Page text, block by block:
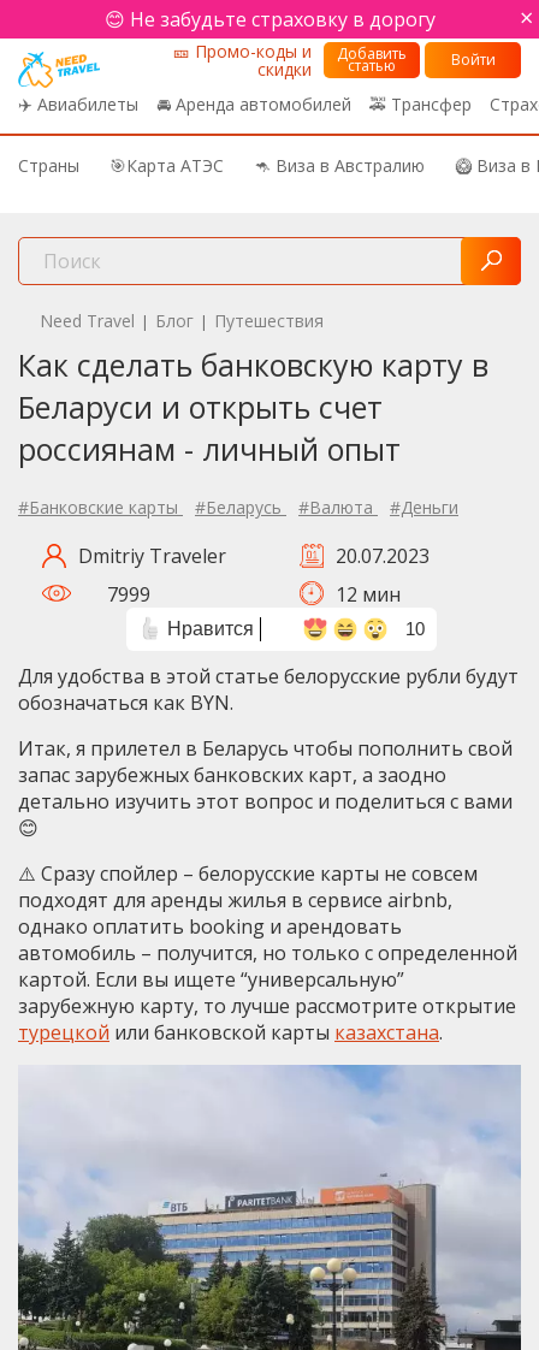
😊 Не забудьте страховку в дорогу ×
✈️ Авиабилеты 🚘 Аренда автомобилей 🚕 Трансфер
🎫 Промо-коды и
скидки
Добавить
статью Войти
Страны 🎯Карта АТЭС 🦘 Виза в Австралию 🥝 Виза
Need Travel | Блог | Путешествия
Как сделать банковскую карту в
Беларуси и открыть счет
россиянам - личный опыт
#Банковские карты #Беларусь #Валюта #Деньги
Dmitriy Traveler
20.07.2023
7999
12 мин
Нравится 10
Для удобства в этой статье белорусские рубли будут
обозначаться как BYN.
Итак, я прилетел в Беларусь чтобы пополнить свой
запас зарубежных банковских карт, а заодно
детально изучить этот вопрос и поделиться с вами
😊
⚠️ Сразу спойлер – белорусские карты не совсем
подходят для аренды жилья в сервисе airbnb,
однако оплатить booking и арендовать
автомобиль – получится, но только с определенной
картой. Если вы ищете “универсальную”
зарубежную карту, то лучше рассмотрите открытие
турецкой или банковской карты казахстана.